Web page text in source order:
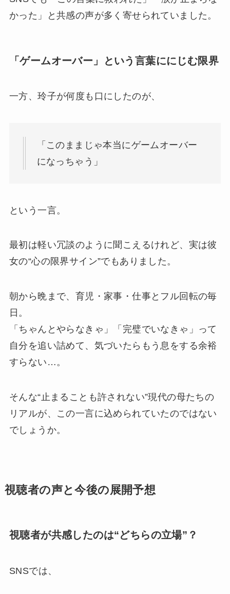
かった」と共感の声が多く寄せられていました。
「ゲームオーバー」という言葉ににじむ限界
一方、玲子が何度も口にしたのが、
「このままじゃ本当にゲームオーバー
になっちゃう」
という一言。
最初は軽い冗談のように聞こえるけれど、実は彼
女の“心の限界サイン”でもありました。
朝から晩まで、育児・家事・仕事とフル回転の毎
日。
「ちゃんとやらなきゃ」「完璧でいなきゃ」って
自分を追い詰めて、気づいたらもう息をする余裕
すらない…。
そんな“止まることも許されない”現代の母たちの
リアルが、この一言に込められていたのではない
でしょうか。
視聴者の声と今後の展開予想
視聴者が共感したのは“どちらの立場”？
SNSでは、